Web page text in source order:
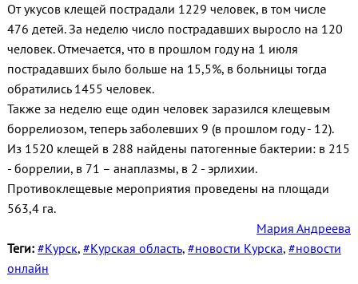
От укусов клещей пострадали 1229 человек, в том числе
476 детей. За неделю число пострадавших выросло на 120
человек. Отмечается, что в прошлом году на 1 июля
пострадавших было больше на 15,5%, в больницы тогда
обратились 1455 человек.
Также за неделю еще один человек заразился клещевым
боррелиозом, теперь заболевших 9 (в прошлом году - 12).
Из 1520 клещей в 288 найдены патогенные бактерии: в 215
- боррелии, в 71 – анаплазмы, в 2 - эрлихии.
Противоклещевые мероприятия проведены на площади
563,4 га.
Мария Андреева
Теги: #Курск, #Курская область, #новости Курска, #новости
онлайн